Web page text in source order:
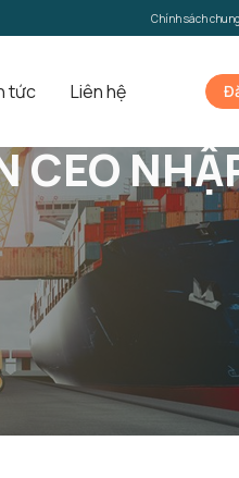
Chính sách chung
tức Liên hệ
CEO